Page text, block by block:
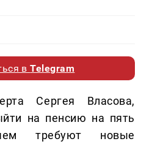
вTelegram
Сергея Власова,
на пенсию на пять
требуют новые